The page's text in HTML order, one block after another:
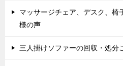
マッサージチェア、デスク、
様の声
三人掛けソファーの回収・処